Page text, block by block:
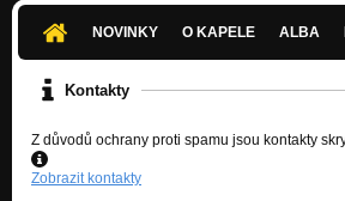
NOVINKY
O KAPELE ALBA
Kontakty
Z důvodů ochrany proti spamu jsou kontakty
Zobrazit kontakty